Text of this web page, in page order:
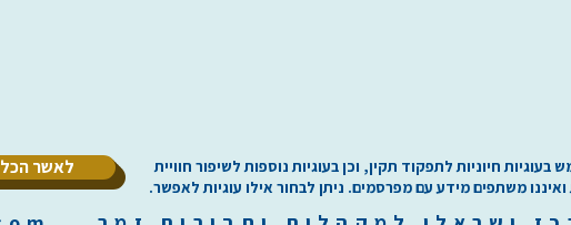
לאשר הכל
חיוניות לתפקוד תקין, וכן בעוגיות נוספות לשיפור חוויית
ואיננו משתפים מידע עם מפרסמים. ניתן לבחור אילו עוגיות לאפשר.